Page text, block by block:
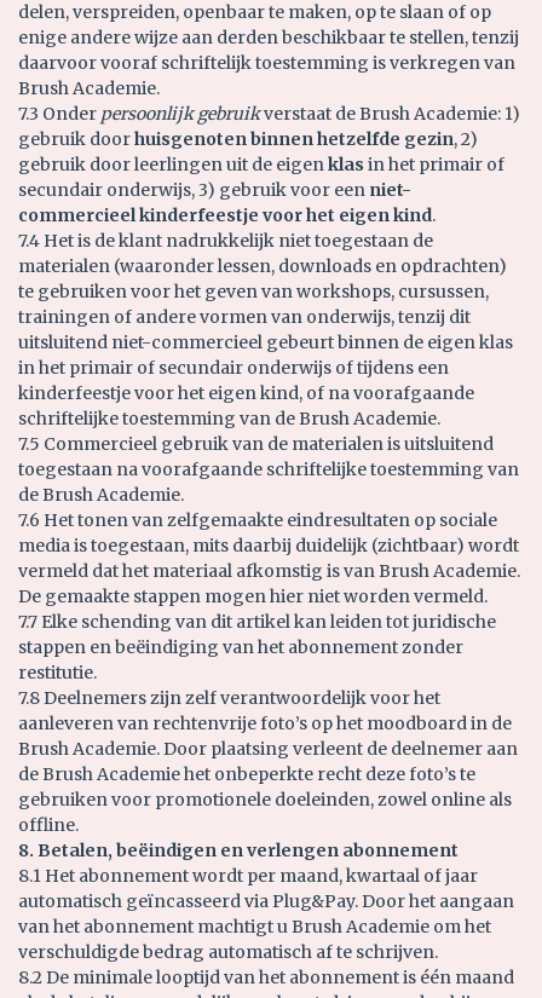
delen, verspreiden, openbaar te maken, op te slaan of op
enige andere wijze aan derden beschikbaar te stellen, tenzij
daarvoor vooraf schriftelijk toestemming is verkregen van
Brush Academie.
7.3 Onder persoonlijk gebruikverstaat de Brush Academie: 1)
gebruik doorhuisgenotenbinnen hetzelfde gezin, 2)
gebruik door leerlingen uit de eigenklas in het primair of
secundair onderwijs, 3) gebruik voor een niet-
commercieel kinderfeestje voor het eigen kind.
7.4 Het is de klant nadrukkelijk niet toegestaan de
materialen (waaronder lessen, downloads en opdrachten)
te gebruiken voor het geven van workshops, cursussen,
trainingen of andere vormen van onderwijs, tenzij dit
uitsluitend niet-commercieel gebeurt binnen de eigen klas
in het primair of secundair onderwijs of tijdens een
kinderfeestje voor het eigen kind, of na voorafgaande
schriftelijke toestemming van de Brush Academie.
7.5 Commercieel gebruik van de materialen is uitsluitend
toegestaan na voorafgaande schriftelijke toestemming van
de Brush Academie.
7.6 Het tonen van zelfgemaakte eindresultaten op sociale
media is toegestaan, mits daarbij duidelijk (zichtbaar) wordt
vermeld dat het materiaal afkomstig is van Brush Academie.
De gemaakte stappen mogen hier niet worden vermeld.
7.7 Elke schending van dit artikel kan leiden tot juridische
stappen en beëindiging van het abonnement zonder
restitutie.
7.8 Deelnemers zijn zelf verantwoordelijk voor het
aanleveren van rechtenvrije foto’s op het moodboard in de
Brush Academie. Door plaatsing verleent de deelnemer aan
de Brush Academie het onbeperkte recht deze foto’s te
gebruiken voor promotionele doeleinden, zowel online als
offline.
8. Betalen, beëindigen en verlengen abonnement
8.1 Het abonnement wordt per maand, kwartaal of jaar
automatisch geïncasseerd via Plug&Pay. Door het aangaan
van het abonnement machtigt u Brush Academie om het
verschuldigde bedrag automatisch af te schrijven.
8.2 De minimale looptijd van het abonnement is één maand